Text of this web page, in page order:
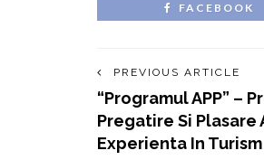
FACEBOOK
PREVIOUS ARTICLE
“Programul APP” –
Pregatire Si Plasare
Experienta In Turism